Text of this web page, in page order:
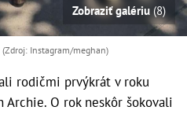
Zobraziť galériu (8)
Instagram/meghan)
rodičmi prvýkrát v roku
O rok neskôr šokovali